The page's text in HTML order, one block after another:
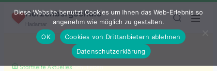
Zum Inhalt springen
Herzenbergschule
Hadamar
Startseite›Aktuelles›Schulleben
Diese Website benutzt Cookies um Ihnen das Web-Erlebnis so
angenehm wie möglich zu gestalten.
OK
Cookies von Drittanbietern ablehnen
Datenschutzerklärung